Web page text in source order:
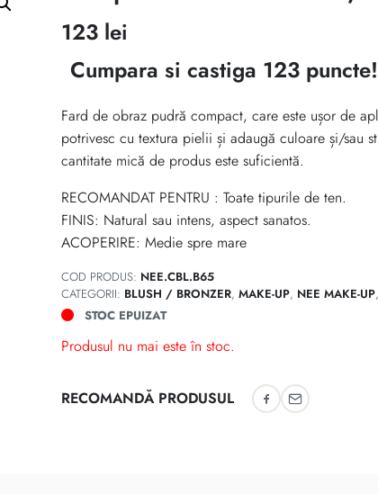
123 lei
Cumpara si castiga 123 puncte!
Fard de obraz pudră compact, care este ușor de
potrivesc cu textura pielii și adaugă culoare și/sau
cantitate mică de produs este suficientă.
RECOMANDAT PENTRU : Toate tipurile de ten.
FINIS: Natural sau intens, aspect sanatos.
ACOPERIRE: Medie spre mare
COD PRODUS: NEE.CBL.B65
CATEGORII: BLUSH / BRONZER, MAKE-UP, NEE MAKE-UP,
STOC EPUIZAT
Produsul nu mai este în stoc.
RECOMANDĂ PRODUSUL
Recomandă pe
Recomandă